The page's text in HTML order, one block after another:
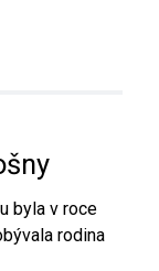
byla v roce
rodina